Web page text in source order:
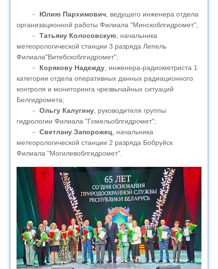
Юлию Пархимович , ведущего инженера отдела
организационной работы Филиала "Минскоблгидромет";
Татьяну Колосовскую , начальника
метеорологической станции 3 разряда Лепель
Филиала"Витебскоблгидромет";
Корякову Надежду , инженера-радиометриста 1
категории отдела оперативных данных радиационного
контроля и мониторинга чрезвычайных ситуаций
Белгидромета;
Ольгу Калугину , руководителя группы
гидрологии Филиала "Гомельоблгидромет";
Светлану Запорожец , начальника
метеорологической станции 2 разряда Бобруйск
Филиала "Могилевоблгидромет".